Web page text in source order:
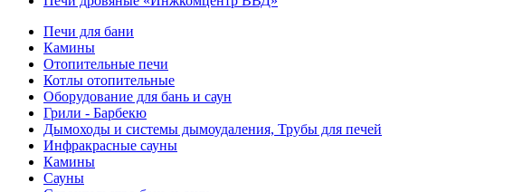
Печи для бани
Камины
Отопительные печи
Котлы отопительные
Оборудование для бань и саун
Грили - Барбекю
Дымоходы и системы дымоудаления, Трубы для печей
Инфракрасные сауны
Камины
Сауны